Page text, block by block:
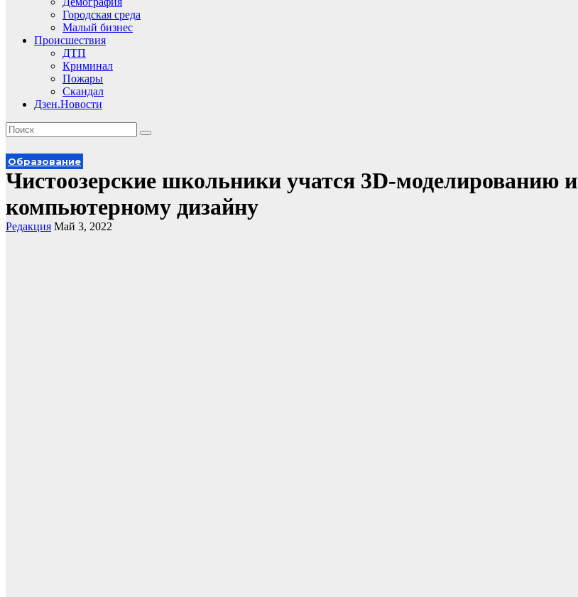
Городская среда
Малый бизнес
Происшествия
ДТП
Криминал
Пожары
Скандал
Дзен.Новости
Образование
Чистоозерские школьники учатся 3D-моделированию и
компьютерному дизайну
Редакция Май 3, 2022